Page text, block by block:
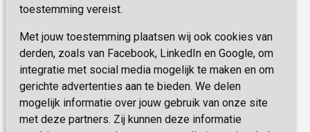
toestemming vereist.
Met jouw toestemming plaatsen wij ook cookies van
derden, zoals van Facebook, LinkedIn en Google, om
integratie met social media mogelijk te maken en om
gerichte advertenties aan te bieden. We delen
mogelijk informatie over jouw gebruik van onze site
met deze partners. Zij kunnen deze informatie
Blijf op de hoogte van de laatste activiteiten en
nieuwtjes met onze nieuwsbrief
INSCHRIJVEN